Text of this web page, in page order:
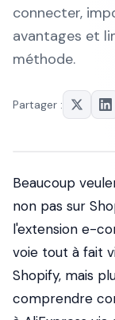
connecter,
avantages et
méthode.
Partager :
Beaucoup
non pas sur
l'extension e-
voie tout à fait
Shopify, mais
comprendre